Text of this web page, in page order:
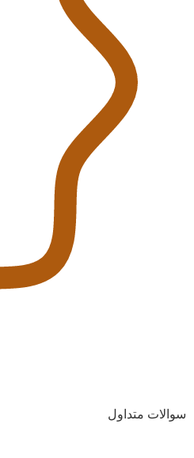
سوالات متداول